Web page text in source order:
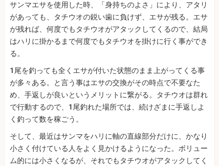
サンマエサを使用した時、「身持ちのよさ」により、アタリ
があっても、タチウオの鋭い歯に負けず、エサが残る。エサ
が残れば、何度でもタチウオがアタックしてくるので、結局
はハリに掛かるまで何度でもタチウオを掛けに行く事ができ
る。
1尾を釣っても全くエサが付いた状態のまま上がってくる事
が多々ある。と言う事はエサの交換がその時点で不要なた
め、手返しが良いというメリットに繋がる。タチウオは群れ
で行動するので、1尾釣れた場所では、続けざまに手返しよ
く釣って数を稼ごう。
そして、最近はサンマをハリに軸の直線部分だけに、かなり
小さく付けている人をよく見かけるようになった。ボリュー
ム的には小さくなるが、それでもタチウオがアタックしてく